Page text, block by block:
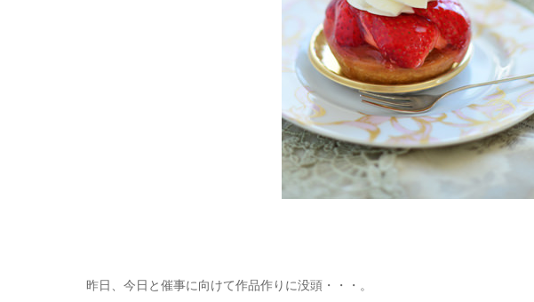
昨日、今日と催事に向けて作品作りに没頭・・・。